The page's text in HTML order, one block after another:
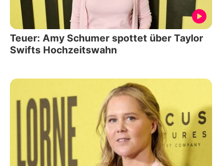
Teuer: Amy Schumer spottet über Taylor
Swifts Hochzeitswahn